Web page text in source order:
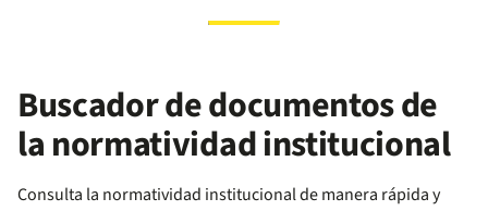
Buscador de documentos de
la normatividad institucional
Consulta la normatividad institucional de manera rápida y